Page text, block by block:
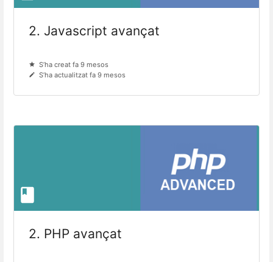
2. Javascript avançat
S’ha creat fa 9 mesos
S’ha actualitzat fa 9 mesos
2. PHP avançat